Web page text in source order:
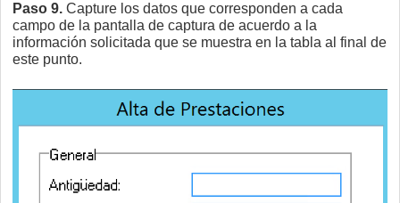
Paso 9. Capture los datos que corresponden a cada
campo de la pantalla de captura de acuerdo a la
información solicitada que se muestra en la tabla al final de
este punto.